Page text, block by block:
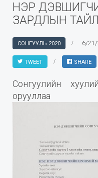
НЭР
ЗАРДЛЫН
СОНГУУЛЬ 2020 6/
TWEET SHARE
Сонгуулийн
орууллаа